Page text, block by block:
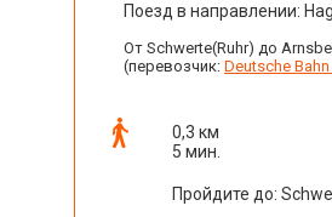
Поезд в направлении:
От Schwerte(Ruhr) до
(перевозчик: Deutsche Bahn
0,3 км
5 мин.
Пройдите до: